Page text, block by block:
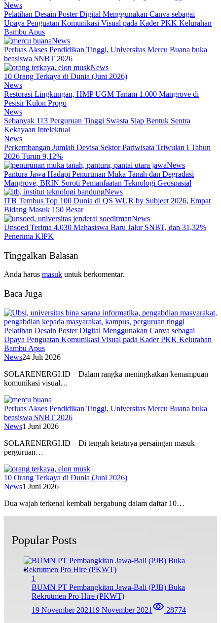
News
Pelatihan Desain Poster Digital Menggunakan Canva sebagai
Upaya Penguatan Komunikasi Visual pada Kader PKK Kelurahan
Bambu Apus
News
Perluas Akses Pendidikan Tinggi, Universitas Mercu Buana buka
beasiswa SNBT 2026
News
10 Orang Terkaya di Dunia (Juni 2026)
News
Restorasi Lingkungan, HMP UGM Tanam 1.000 Mangrove di
Pesisir Kulon Progo
News
Sebanyak 113 Perguruan Tinggi Swasta Siap Bentuk Sentra
Kekayaan Intelektual
News
Perkembangan Jumlah Devisa Sektor Pariwisata Triwulan I Tahun
2026 Turun 9,12%
News
Pantura Jawa Hadapi Penurunan Muka Tanah dan Degradasi
Mangrove, BRIN Soroti Pemanfaatan Teknologi Geospasial
News
ITB Tembus Top 100 Dunia di QS WUR by Subject 2026, Empat
Bidang Masuk 150 Besar
News
Unsoed Terima 4.030 Mahasiswa Baru Jalur SNBT, dan 31,32%
Penerima KIPK
Tinggalkan Balasan
Anda harus masuk untuk berkomentar.
Baca Juga
Pelatihan Desain Poster Digital Menggunakan Canva sebagai
Upaya Penguatan Komunikasi Visual pada Kader PKK Kelurahan
Bambu Apus
News24 Juli 2026
SOLARENERGI.ID – Dalam rangka meningkatkan kemampuan
komunikasi visual…
Perluas Akses Pendidikan Tinggi, Universitas Mercu Buana buka
beasiswa SNBT 2026
News1 Juni 2026
SOLARENERGI.ID – Di tengah ketatnya persaingan masuk
perguruan…
10 Orang Terkaya di Dunia (Juni 2026)
News1 Juni 2026
Dua wajah terkenal kembali bergabung dalam daftar 10…
Popular Posts
1
BUMN PT Pembangkitan Jawa-Bali (PJB) Buka
Rekrutmen Pro Hire (PKWT)
19 November 202119 November 2021 28774